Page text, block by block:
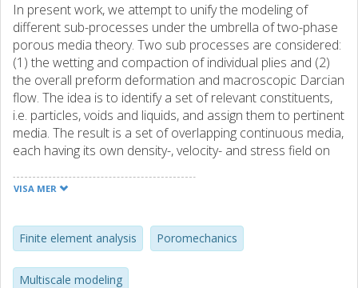
In present work, we attempt to unify the modeling of
different sub-processes under the umbrella of two-phase
porous media theory. Two sub processes are considered:
(1) the wetting and compaction of individual plies and (2)
the overall preform deformation and macroscopic Darcian
flow. The idea is to identify a set of relevant constituents,
i.e. particles, voids and liquids, and assign them to pertinent
media. The result is a set of overlapping continuous media,
each having its own density-, velocity- and stress field on
variables to describe irreversible micro-processes in the
developments, coupling the preform deformation on
different scales to the process of micro infiltration, with
respect to the modeling of the micro-compaction as well
VISA MER
Finite element analysis Poromechanics
Multiscale modeling